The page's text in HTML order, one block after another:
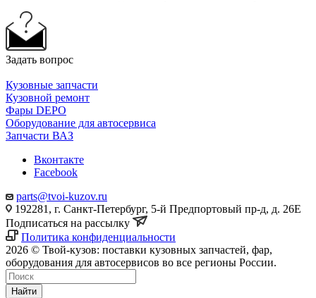
Задать вопрос
Кузовные запчасти
Кузовной ремонт
Фары DEPO
Оборудование для автосервиса
Запчасти ВАЗ
Вконтакте
Facebook
parts@tvoi-kuzov.ru
192281, г. Санкт-Петербург, 5-й Предпортовый пр-д, д. 26Е
Подписаться на рассылку
Политика конфиденциальности
2026 © Твой-кузов: поставки кузовных запчастей, фар,
оборудования для автосервисов во все регионы России.
Найти